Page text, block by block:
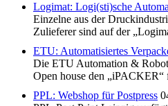
Logimat: Logi(sti)sche
Einzelne aus der
Zulieferer sind auf der
ETU: Automatisiertes
Die ETU Automation &
Open house den „iPACKER“
PPL: Webshop für Postpress